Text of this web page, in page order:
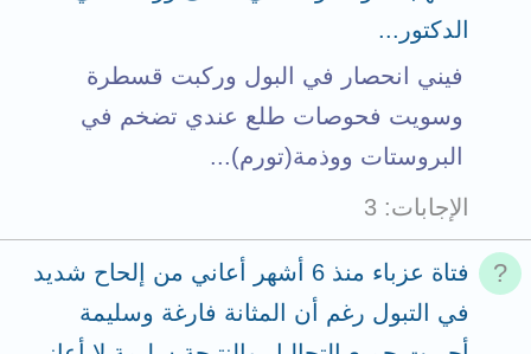
الدكتور...
فيني انحصار في البول وركبت قسطرة
وسويت فحوصات طلع عندي تضخم في
البروستات ووذمة(تورم)...
الإجابات
3
فتاة عزباء منذ 6 أشهر أعاني من إلحاح شديد
في التبول رغم أن المثانة فارغة وسليمة